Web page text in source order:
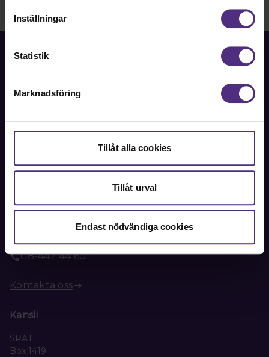
cookies vid fortsatt användande av vår webbplats.
Inställningar
Statistik
Marknadsföring
Tillåt alla cookies
Tillåt urval
Endast nödvändiga cookies
Fackförbundet för akademiker i samhällsbärande
Bli medlem
eller allmänna fackliga frågor om din anställning.
08-442 44 60
Kontakta oss
Kansli
SRAT
Box 1419